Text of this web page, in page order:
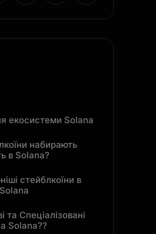
екосистеми Solana
набирають
в Solana?
стейблкоїни в
та Спеціалізовані
Solana??